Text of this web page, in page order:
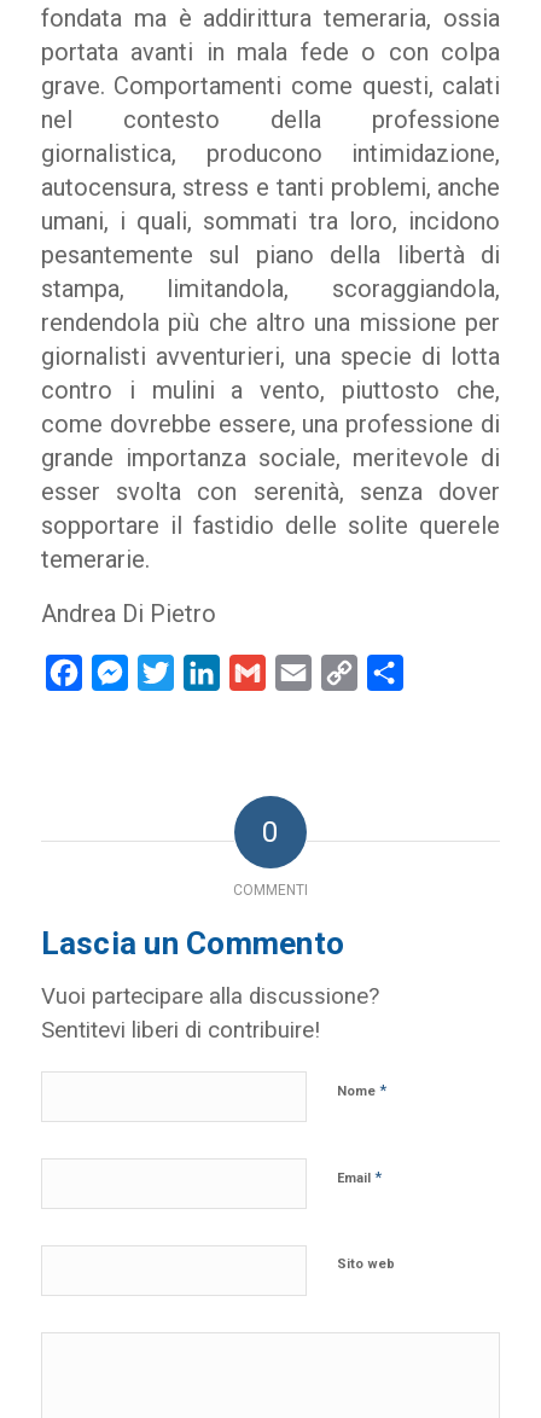
fondata ma è addirittura temeraria, ossia
portata avanti in mala fede o con colpa
grave. Comportamenti come questi, calati
nel contesto della professione
giornalistica,
producono intimidazione,
autocensura, stress e tanti problemi, anche
umani, i quali, sommati tra loro, incidono
pesantemente sul piano della libertà di
stampa, limitandola, scoraggiandola,
rendendola più che altro una missione per
giornalisti avventurieri, una specie di lotta
contro i mulini a vento, piuttosto che,
come dovrebbe essere, una professione di
grande importanza sociale, meritevole di
esser svolta con serenità, senza dover
sopportare il fastidio delle solite querele
temerarie.
Andrea Di Pietro
FacebookMessenger
Twitter LinkedInGmail Email
Copy
0
COMMENTI
Lascia un Commento
Vuoi partecipare alla discussione?
Sentitevi liberi di contribuire!
Nome *
Email *
Sito web